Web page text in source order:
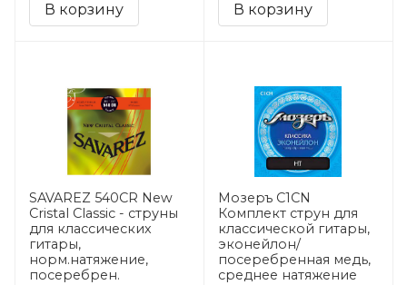
В корзину В корзину
SAVAREZ 540CR New
Cristal Classic - струны
для классических
гитары,
норм.натяжение,
посеребрен.
Мозеръ C1CN
Комплект струн для
классической гитары,
эконейлон/
посеребренная медь,
среднее натяжение